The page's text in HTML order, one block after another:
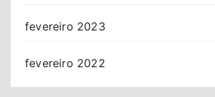
fevereiro 2023
fevereiro 2022